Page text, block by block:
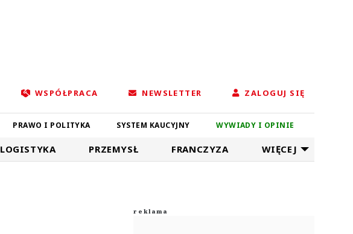
WSPÓŁPRACA NEWSLETTER ZALOGUJ SIĘ
PRAWO I POLITYKA SYSTEM KAUCYJNY WYWIADY I OPINIE
LOGISTYKA PRZEMYSŁ FRANCZYZA WIĘCEJ